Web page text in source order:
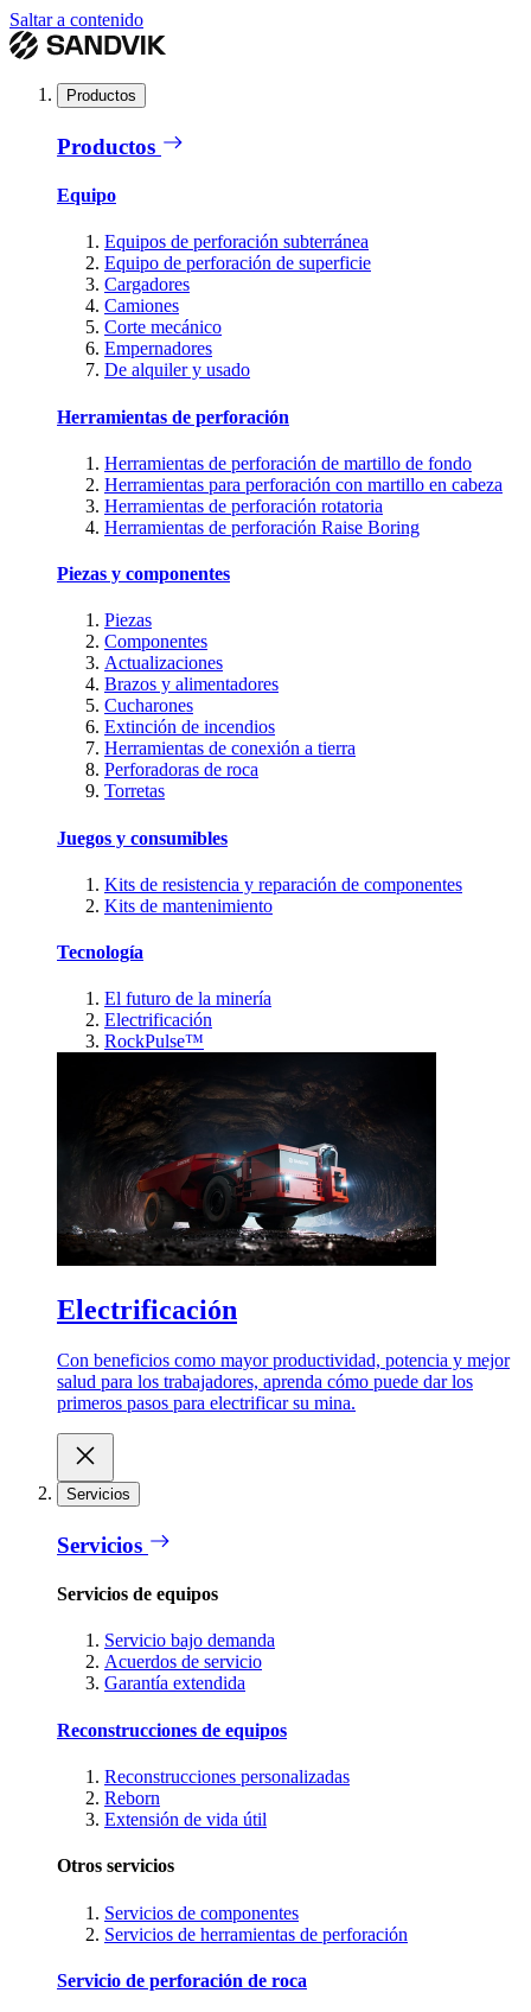
Saltar a contenido
Productos
Productos
Equipo
Equipos de perforación subterránea
Equipo de perforación de superficie
Cargadores
Camiones
Corte mecánico
Empernadores
De alquiler y usado
Herramientas de perforación
Herramientas de perforación de martillo de fondo
Herramientas para perforación con martillo en cabeza
Herramientas de perforación rotatoria
Herramientas de perforación Raise Boring
Piezas y componentes
Piezas
Componentes
Actualizaciones
Brazos y alimentadores
Cucharones
Extinción de incendios
Herramientas de conexión a tierra
Perforadoras de roca
Torretas
Juegos y consumibles
Kits de resistencia y reparación de componentes
Kits de mantenimiento
Tecnología
El futuro de la minería
Electrificación
RockPulse™
Electrificación
Con beneficios como mayor productividad, potencia y mejor
salud para los trabajadores, aprenda cómo puede dar los
primeros pasos para electrificar su mina.
Servicios
Servicios
Servicios de equipos
Servicio bajo demanda
Acuerdos de servicio
Garantía extendida
Reconstrucciones de equipos
Reconstrucciones personalizadas
Reborn
Extensión de vida útil
Otros servicios
Servicios de componentes
Servicios de herramientas de perforación
Servicio de perforación de roca